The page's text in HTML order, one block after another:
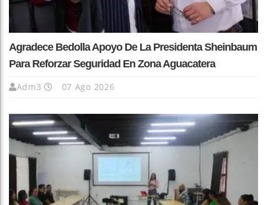
Agradece Bedolla Apoyo De La Presidenta Sheinbaum
Para Reforzar Seguridad En Zona Aguacatera
Adm3 07 Ago 2026